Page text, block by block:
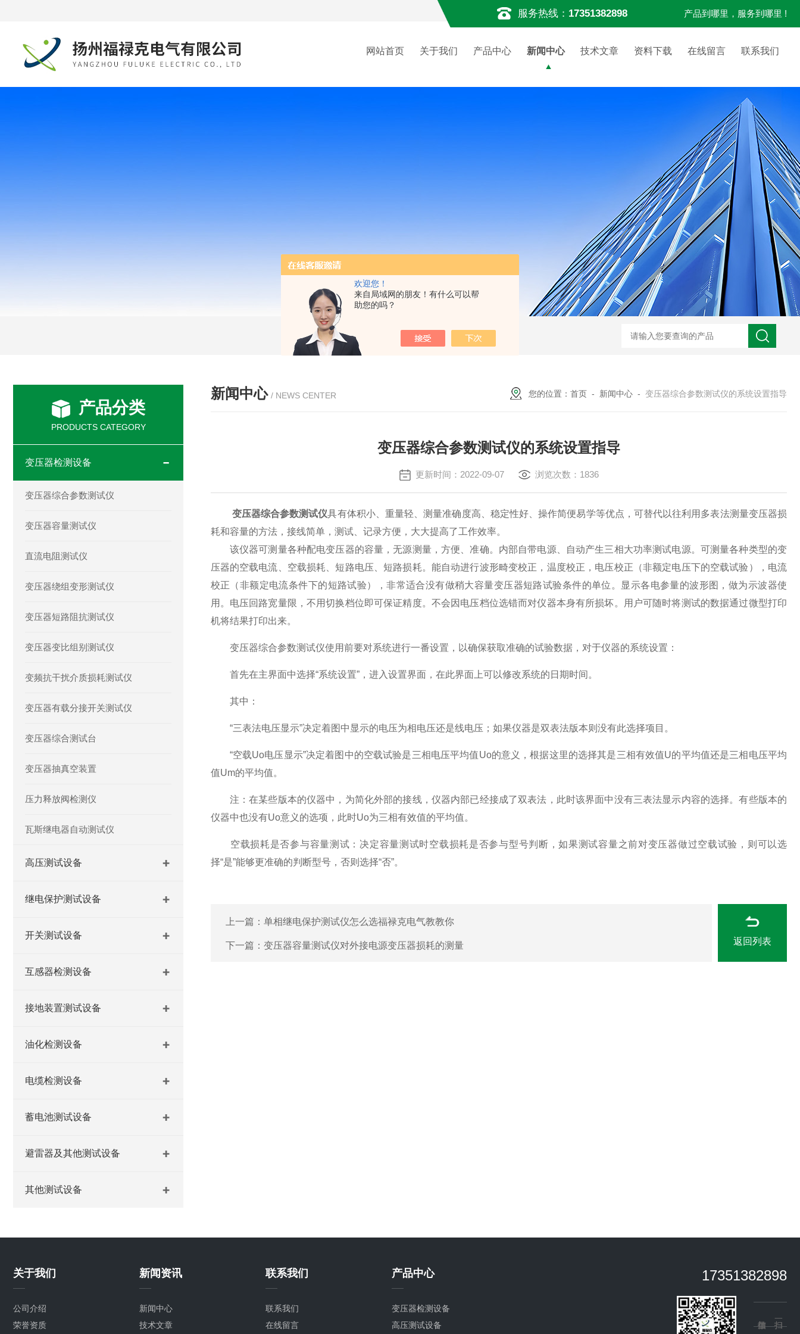
欢迎您！
来自局域网的朋友！有什么可以帮
助您的吗？
服务热线： 17351382898 产品到哪里，服务到哪里 !
网站首页 关于我们 产品中心 新闻中心 技术文章 资料下载 在线留言 联系我们
产品分类
PRODUCTS CATEGORY
变压器检测设备
变压器综合参数测试仪
变压器容量测试仪
直流电阻测试仪
变压器绕组变形测试仪
变压器短路阻抗测试仪
变压器变比组别测试仪
变频抗干扰介质损耗测试仪
变压器有载分接开关测试仪
变压器综合测试台
变压器抽真空装置
压力释放阀检测仪
瓦斯继电器自动测试仪
高压测试设备
继电保护测试设备
开关测试设备
互感器检测设备
接地装置测试设备
油化检测设备
电缆检测设备
蓄电池测试设备
避雷器及其他测试设备
其他测试设备
新闻中心 / NEWS CENTER 您的位置： 首页 - 新闻中心 - 变压器综合参数测试仪的系统设置指导
变压器综合参数测试仪的系统设置指导
更新时间：2022-09-07 浏览次数：1836
变压器综合参数测试仪具有体积小、重量轻、测量准确度高、稳定性好、操作简便易学等优点，可替代以往利用多表法测量变压器损
耗和容量的方法，接线简单，测试、记录方便，大大提高了工作效率。
该仪器可测量各种配电变压器的容量，无源测量，方便、准确。内部自带电源、自动产生三相大功率测试电源。可测量各种类型的变
压器的空载电流、空载损耗、短路电压、短路损耗。能自动进行波形畸变校正，温度校正，电压校正（非额定电压下的空载试验），电流
校正（非额定电流条件下的短路试验），非常适合没有做稍大容量变压器短路试验条件的单位。显示各电参量的波形图，做为示波器使
用。电压回路宽量限，不用切换档位即可保证精度。不会因电压档位选错而对仪器本身有所损坏。用户可随时将测试的数据通过微型打印
机将结果打印出来。
变压器综合参数测试仪使用前要对系统进行一番设置，以确保获取准确的试验数据，对于仪器的系统设置：
首先在主界面中选择“系统设置”，进入设置界面，在此界面上可以修改系统的日期时间。
其中：
“三表法电压显示”决定着图中显示的电压为相电压还是线电压；如果仪器是双表法版本则没有此选择项目。
“空载Uo电压显示”决定着图中的空载试验是三相电压平均值Uo的意义，根据这里的选择其是三相有效值U的平均值还是三相电压平均
值Um的平均值。
注：在某些版本的仪器中，为简化外部的接线，仪器内部已经接成了双表法，此时该界面中没有三表法显示内容的选择。有些版本的
仪器中也没有Uo意义的选项，此时Uo为三相有效值的平均值。
空载损耗是否参与容量测试：决定容量测试时空载损耗是否参与型号判断，如果测试容量之前对变压器做过空载试验，则可以选
择“是”能够更准确的判断型号，否则选择“否”。
上一篇： 单相继电保护测试仪怎么选福禄克电气教教你
下一篇： 变压器容量测试仪对外接电源变压器损耗的测量 返回列表
关于我们
公司介绍
荣誉资质
新闻资讯
新闻中心
技术文章
联系我们
联系我们
在线留言
产品中心
变压器检测设备
高压测试设备
17351382898